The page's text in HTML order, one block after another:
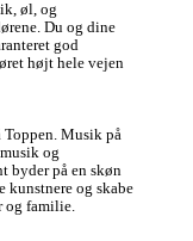
øl, og
Du og dine
god
højt hele vejen
Toppen. Musik på
og
byder på en skøn
kunstnere og skabe
og familie.